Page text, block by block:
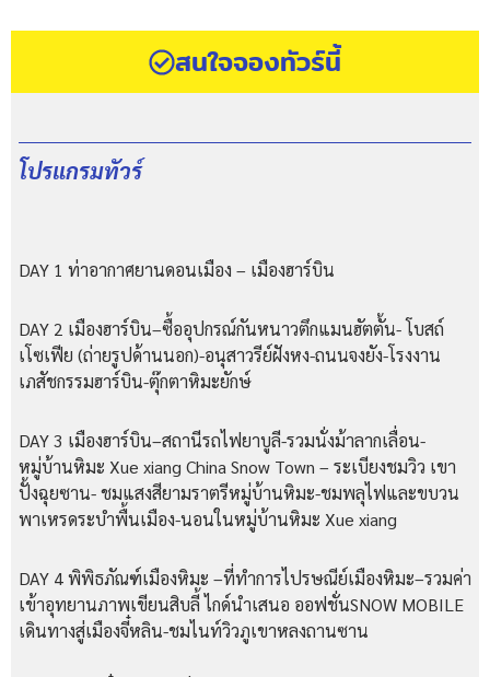
สนใจจองทัวร์นี้
โปรแกรมทัวร์
DAY 1 ท่าอากาศยานดอนเมือง – เมืองฮาร์บิน
DAY 2 เมืองฮาร์บิน–ซื้ออุปกรณ์กันหนาวตึกแมนฮัตตั้น- โบสถ์
เโซเฟีย (ถ่ายรูปด้านนอก)-อนุสาวรีย์ฝังหง-ถนนจงยัง-โรงงาน
เภสัชกรรมฮาร์บิน-ตุ๊กตาหิมะยักษ์
DAY 3 เมืองฮาร์บิน–สถานีรถไฟยาบูลี-รวมนั่งม้าลากเลื่อน-
หมู่บ้านหิมะ Xue xiang China Snow Town – ระเบียงชมวิว เขา
ปั้งฉุยซาน- ชมแสงสียามราตรีหมู่บ้านหิมะ-ชมพลุไฟและขบวน
พาเหรดระบำพื้นเมือง-นอนในหมู่บ้านหิมะ Xue xiang
DAY 4 พิพิธภัณฑ์เมืองหิมะ –ที่ทำการไปรษณีย์เมืองหิมะ–รวมค่า
เข้าอุทยานภาพเขียนสิบลี้ ไกด์นำเสนอ ออฟชั่นSNOW MOBILE
เดินทางสู่เมืองจี๋หลิน-ชมไนท์วิวภูเขาหลงถานซาน